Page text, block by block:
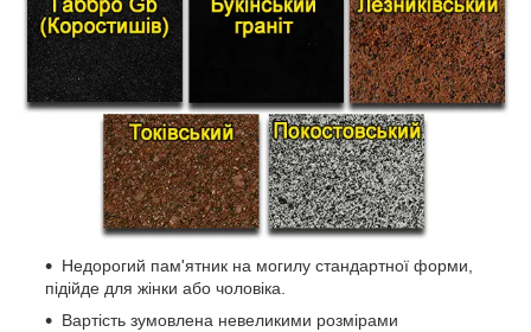
Недорогий пам'ятник на могилу стандартної форми,
підійде для жінки або чоловіка.
Вартість зумовлена невеликими розмірами